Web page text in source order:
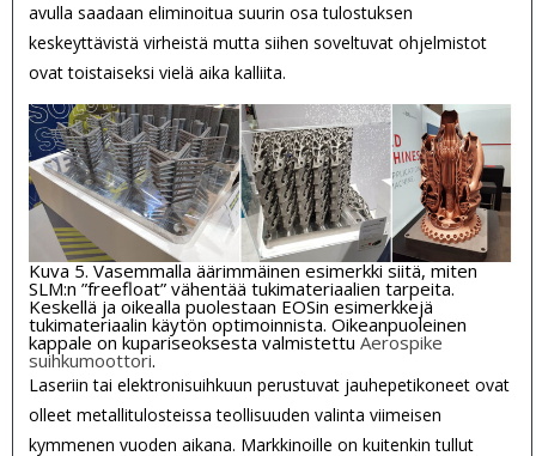
avulla saadaan eliminoitua suurin osa tulostuksen
keskeyttävistä virheistä mutta siihen soveltuvat ohjelmistot
ovat toistaiseksi vielä aika kalliita.
Kuva 5. Vasemmalla äärimmäinen esimerkki siitä, miten
SLM:n ”freefloat” vähentää tukimateriaalien tarpeita.
Keskellä ja oikealla puolestaan EOSin esimerkkejä
tukimateriaalin käytön optimoinnista. Oikeanpuoleinen
kappale on kupariseoksesta valmistettu Aerospike
suihkumoottori.
Laseriin tai elektronisuihkuun perustuvat jauhepetikoneet ovat
olleet metallitulosteissa teollisuuden valinta viimeisen
kymmenen vuoden aikana. Markkinoille on kuitenkin tullut